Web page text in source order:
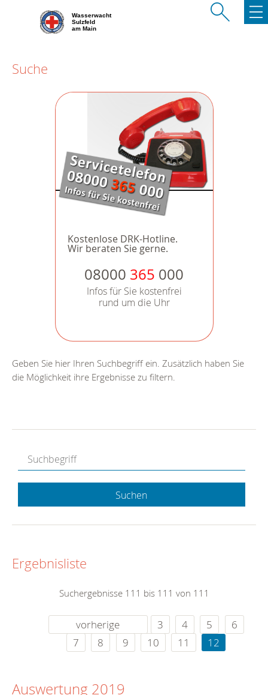
Wasserwacht
Sulzfeld
am Main
Suche
Kostenlose DRK-Hotline.
Wir beraten Sie gerne.
08000 365 000
Infos für Sie kostenfrei
rund um die Uhr
Geben Sie hier Ihren Suchbegriff ein. Zusätzlich haben Sie
die Möglichkeit ihre Ergebnisse zu filtern.
Suchen
Ergebnisliste
Suchergebnisse 111 bis 111 von 111
vorherige 3 4 5
6
7
8 9 10 11 12
Auswertung 2019